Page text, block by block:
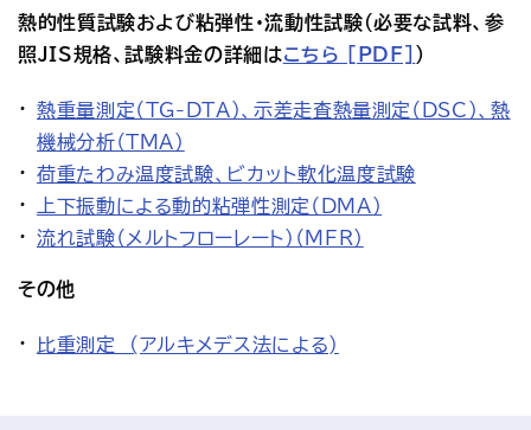
熱的性質試験および粘弾性・流動性試験（必要な試料、参
照JIS規格、試験料金の詳細はこちら [PDF] ）
熱重量測定（TG-DTA）、示差走査熱量測定（DSC）、熱
機械分析（TMA）
荷重たわみ温度試験、ビカット軟化温度試験
上下振動による動的粘弾性測定（DMA）
流れ試験（メルトフローレート）（MFR）
その他
比重測定 (アルキメデス法による)